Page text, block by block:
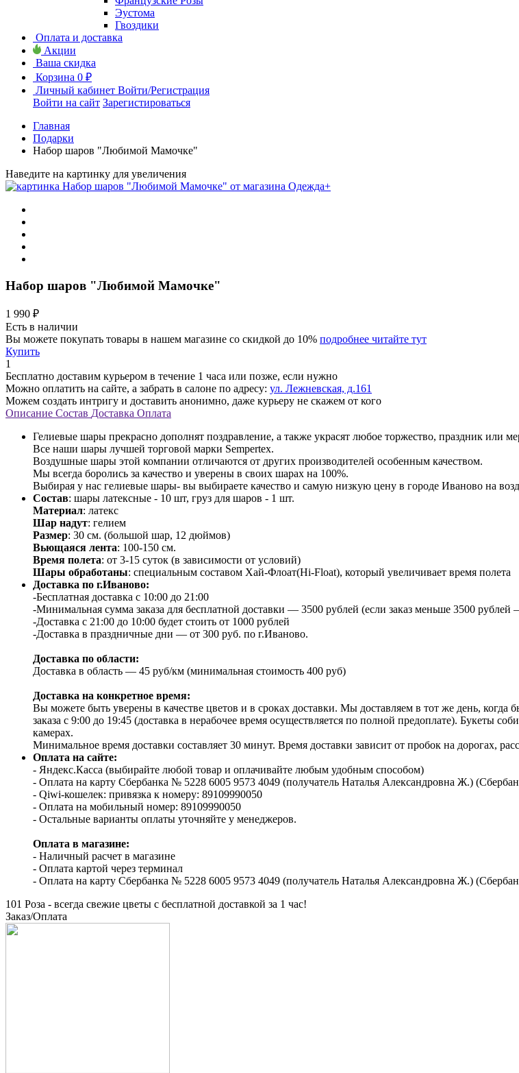
Эустома
Гвоздики
Оплата и доставка
Акции
Ваша скидка
Корзина 0 ₽
Личный кабинет Войти/Регистрация
Войти на сайт Зарегистироваться
Главная
Подарки
Набор шаров "Любимой Мамочке"
Наведите на картинку для увеличения
Набор шаров "Любимой Мамочке"
1 990 ₽
Есть в наличии
Вы можете покупать товары в нашем магазине со скидкой до 10% подробнее читайте тут
Купить
1
Бесплатно доставим курьером в течение 1 часа или позже, если нужно
Можно оплатить на сайте, а забрать в салоне по адресу: ул. Лежневская, д.161
Можем создать интригу и доставить анонимно, даже курьеру не скажем от кого
Описание Состав Доставка Оплата
Гелиевые шары прекрасно дополнят поздравление, а также украсят любое торжество, праздник или
Все наши шары лучшей торговой марки Sempertex.
Воздушные шары этой компании отличаются от других производителей особенным качеством.
Мы всегда боролись за качество и уверены в своих шарах на 100%.
Выбирая у нас гелиевые шары- вы выбираете качество и самую низкую цену в городе Иваново на
Состав: шары латексные - 10 шт, груз для шаров - 1 шт.
Материал: латекс
Шар надут: гелием
Размер: 30 см. (большой шар, 12 дюймов)
Вьющаяся лента: 100-150 см.
Время полета: от 3-15 суток (в зависимости от условий)
Шары обработаны: специальным составом Хай-Флоат(Hi-Float), который увеличивает время полета
Доставка по г.Иваново:
-Бесплатная доставка с 10:00 до 21:00
-Минимальная сумма заказа для бесплатной доставки — 3500 рублей (если заказ меньше 3500 рублей
-Доставка с 21:00 до 10:00 будет стоить от 1000 рублей
-Доставка в праздничные дни — от 300 руб. по г.Иваново.
Доставка по области:
Доставка в область — 45 руб/км (минимальная стоимость 400 руб)
Доставка на конкретное время:
Вы можете быть уверены в качестве цветов и в сроках доставки. Мы доставляем в тот же день,
заказа с 9:00 до 19:45 (доставка в нерабочее время осуществляется по полной предоплате). Букеты
камерах.
Минимальное время доставки составляет 30 минут. Время доставки зависит от пробок на дорогах,
Оплата на сайте:
- Яндекс.Касса (выбирайте любой товар и оплачивайте любым удобным способом)
- Оплата на карту Сбербанка № 5228 6005 9573 4049 (получатель Наталья Александровна Ж.)
- Qiwi-кошелек: привязка к номеру: 89109990050
- Оплата на мобильный номер: 89109990050
- Остальные варианты оплаты уточняйте у менеджеров.
Оплата в магазине:
- Наличный расчет в магазине
- Оплата картой через терминал
- Оплата на карту Сбербанка № 5228 6005 9573 4049 (получатель Наталья Александровна Ж.)
101 Роза - всегда свежие цветы с бесплатной доставкой за 1 час!
Заказ/Оплата